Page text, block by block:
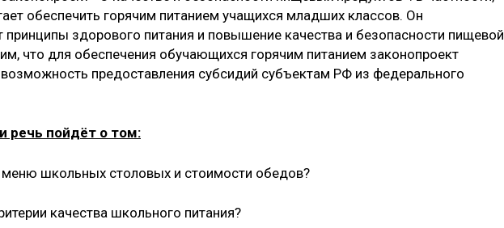
обеспечить горячим питанием учащихся младших классов. Он
принципы здорового питания и повышение качества и безопасности пищевой
что для обеспечения обучающихся горячим питанием законопроект
предоставления субсидий субъектам РФ из федерального
речь пойдёт о том:
меню школьных столовых и стоимости обедов?
качества школьного питания?